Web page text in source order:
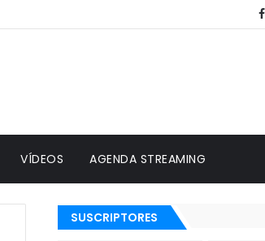
VÍDEOS AGENDA STREAMING
SUSCRIPTORES